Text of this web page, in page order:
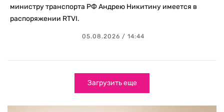
министру транспорта РФ Андрею Никитину имеется в
распоряжении RTVI.
05.08.2026 / 14:44
Загрузить еще